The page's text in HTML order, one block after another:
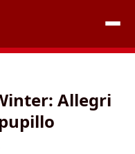
Allegri